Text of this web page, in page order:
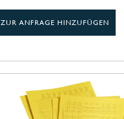
ZUR ANFRAGE HINZUFÜGEN